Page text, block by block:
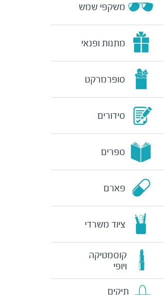
משקפי שמש
מתנות ופנאי
סופרמרקט
סידורים
ספרים
פארם
ציוד משרדי
קוסמטיקה
ויופי
תיקים